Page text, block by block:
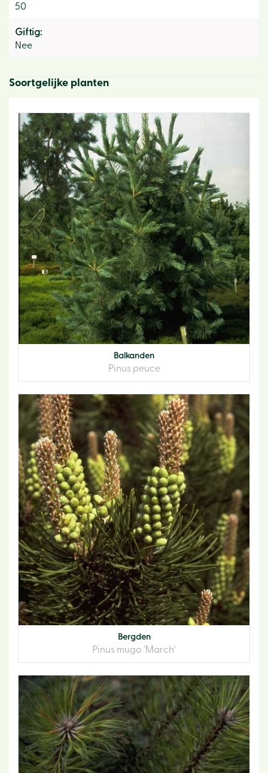
50
Giftig:
Nee
Soortgelijke planten
Balkanden
Pinus peuce
Bergden
Pinus mugo 'March'